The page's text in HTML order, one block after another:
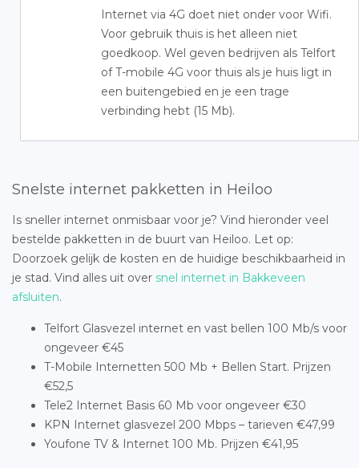
Internet via 4G doet niet onder voor Wifi.
Voor gebruik thuis is het alleen niet
goedkoop. Wel geven bedrijven als Telfort
of T-mobile 4G voor thuis als je huis ligt in
een buitengebied en je een trage
verbinding hebt (15 Mb).
Snelste internet pakketten in Heiloo
Is sneller internet onmisbaar voor je? Vind hieronder veel
bestelde pakketten in de buurt van Heiloo. Let op:
Doorzoek gelijk de kosten en de huidige beschikbaarheid in
je stad. Vind alles uit over snel internet in Bakkeveen
afsluiten.
Telfort Glasvezel internet en vast bellen 100 Mb/s voor
ongeveer €45
T-Mobile Internetten 500 Mb + Bellen Start. Prijzen
€52,5
Tele2 Internet Basis 60 Mb voor ongeveer €30
KPN Internet glasvezel 200 Mbps – tarieven €47,99
Youfone TV & Internet 100 Mb. Prijzen €41,95